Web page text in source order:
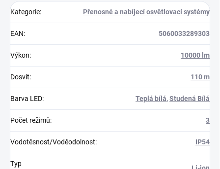
Kategorie: Přenosné a nabíjecí osvětlovací systémy
EAN: 5060033289303
Výkon: 10000 lm
Dosvit: 110 m
Barva LED: Teplá bílá,Studená Bílá
Počet režimů: 3
Vodotěsnost/Voděodolnost: IP54
Typ